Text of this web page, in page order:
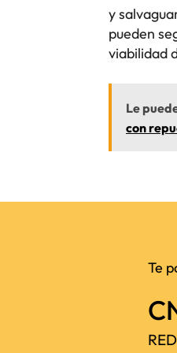
y
pueden
viabilidad
Le
con
Te